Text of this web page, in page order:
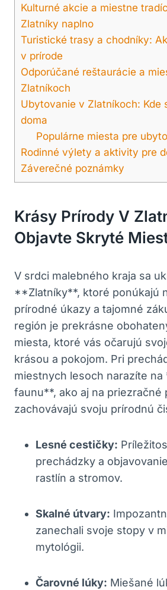
Kulturné akcie a miestne
Zlatníky naplno
Turistické trasy‍ a⁣ chodníky:
v prírode
Odporúčané ‌reštaurácie a
Zlatníkoch
Ubytovanie ‌v Zlatníkoch: Kde
doma
Populárne ⁢miesta pre
Rodinné výlety a aktivity⁣ pre
Záverečné poznámky
Krásy Prírody V
⁤Objavte Skryté
V srdci malebného kraja ‌sa
**Zlatníky**,⁢ ktoré⁤ ponúkajú
prírodné úkazy a tajomné
región⁢ je⁣ prekrásne
miesta, ⁢ktoré vás očarujú
krásou a ⁣pokojom. Pri
miestnych⁤ lesoch ‌narazíte
faunu**, ako ​aj na priezračné
⁢zachovávajú ⁢svoju prírodnú
Lesné cestičky:
prechádzky⁤ a
rastlín a‍ stromov.
Skalné útvary:
zanechali⁤ svoje stopy v
mytológii.
Čarovné lúky: Miešané